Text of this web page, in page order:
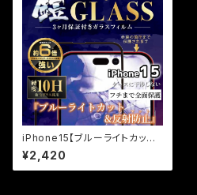
iPhone15【ブルーライトカット＆
反射防止】（マット）保証付きガラ
スフィルム『鎧』全面フルカバ
ー
¥2,420